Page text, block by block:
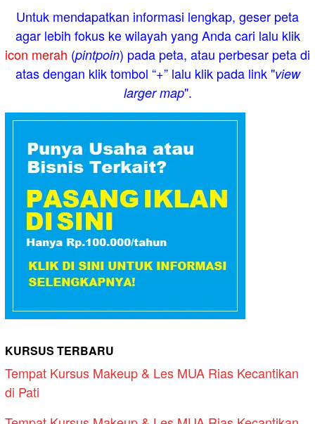
Untuk mendapatkan informasi lengkap, geser peta
agar lebih fokus ke wilayah yang Anda cari lalu klik
icon merah (pintpoin) pada peta, atau perbesar peta di
atas dengan klik tombol “+” lalu klik pada link "view
larger map".
KURSUS TERBARU
Tempat Kursus Makeup & Les MUA Rias Kecantikan
di Pati